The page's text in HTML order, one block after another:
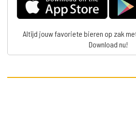
Altijd jouw favoriete bieren op zak
Download nu!